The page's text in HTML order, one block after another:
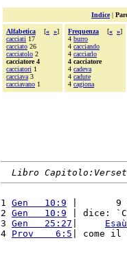
Indice|
Alfabetica [« »]
cacciati 17
cacciato 26
cacciatolo 2
cacciatore 4
cacciatori 1
cacciava 3
cacciavano 1
Frequenza [« »]
4 burro
4 cacciando
4 cacciarlo
4 cacciatore
4 cadeva
4 cadute
4 cagiona
Libro
1 Gen   10:9 |       9
2 Gen   10:9 | dice:
3 Gen   25:27 Esaù
4 Prov    6:5 | come